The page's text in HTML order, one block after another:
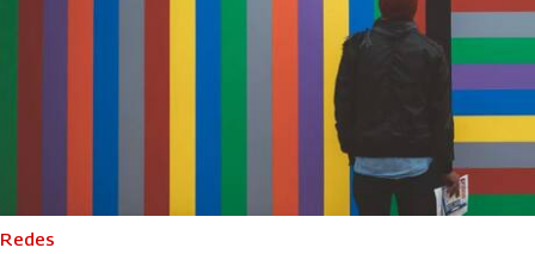
Redes